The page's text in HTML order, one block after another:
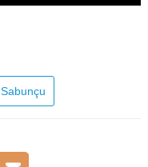
​​​​​​​Sabunçu